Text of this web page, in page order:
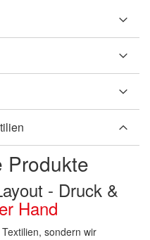
Produkte
- Druck &
Hand
sondern wir